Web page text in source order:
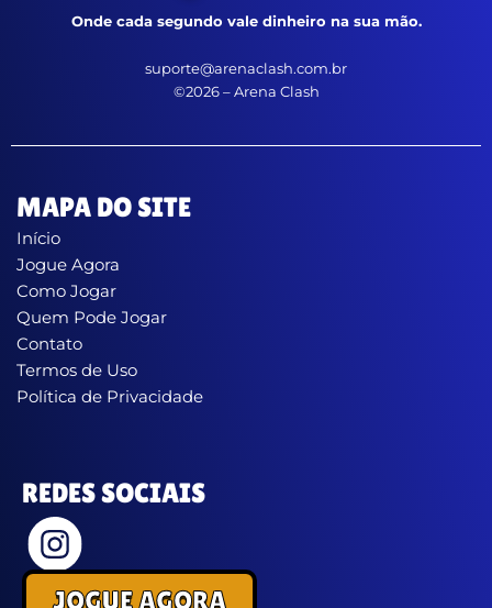
Onde cada segundo vale dinheiro na sua mão.
suporte@arenaclash.com.br
©2026 – Arena Clash
MAPA DO SITE
Início
Jogue Agora
Como Jogar
Quem Pode Jogar
Contato
Termos de Uso
Política de Privacidade
REDES SOCIAIS
JOGUE AGORA